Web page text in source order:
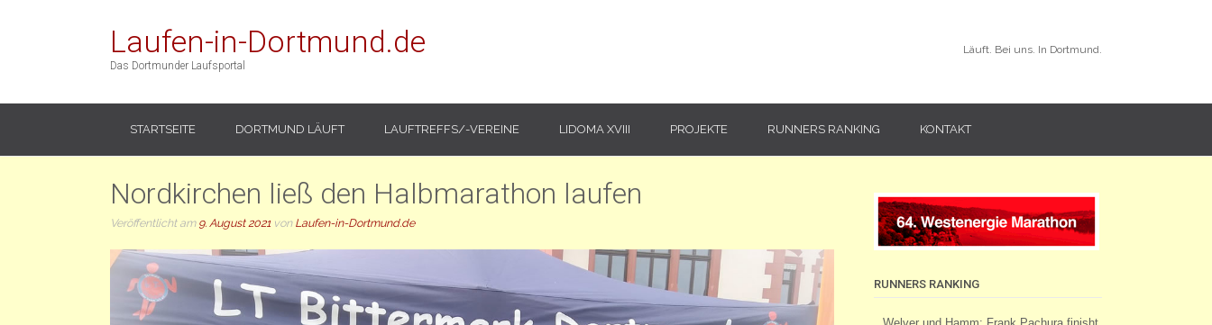
Laufen-in-Dortmund.de
Das Dortmunder Laufsportal
Läuft. Bei uns. In Dortmund.
STARTSEITE DORTMUND LÄUFT LAUFTREFFS/-VEREINE LIDOMA XVIII PROJEKTE RUNNERS RANKING KONTAKT
Nordkirchen ließ den Halbmarathon laufen
Veröffentlicht am 9. August 2021 von Laufen-in-Dortmund.de
RUNNERS RANKING